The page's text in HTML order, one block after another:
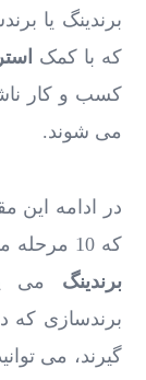
برندینگ یا
که با کمک
کسب و کار
می شوند.
در ادامه این
که 10 مرحله مهم را شامل می شوند، به بررسی
برندینگ می
برندسازی که
گیرند، می